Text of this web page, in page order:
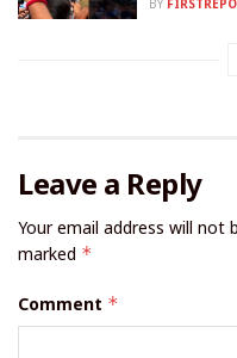
BY
Leave a Reply
Your email address will not
marked *
Comment *